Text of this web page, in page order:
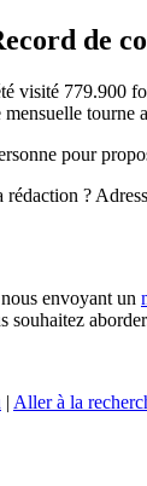
de
visité 779.900
tourne
pour
?
envoyant un
souhaitez
| Aller à la